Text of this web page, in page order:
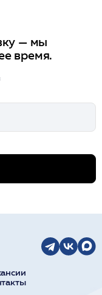
— мы
время.